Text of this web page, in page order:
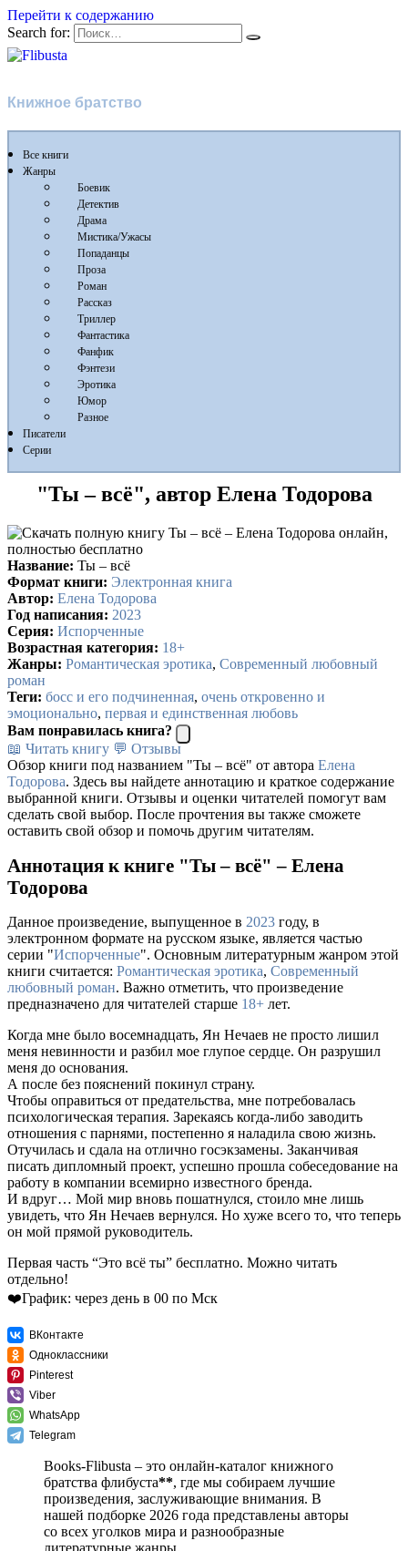
Перейти к содержанию
Search for:
Книжное братство
Все книги
Жанры
Боевик
Детектив
Драма
Мистика/Ужасы
Попаданцы
Проза
Роман
Рассказ
Триллер
Фантастика
Фанфик
Фэнтези
Эротика
Юмор
Разное
Писатели
Серии
"Ты – всё", автор Елена Тодорова
Название: Ты – всё
Формат книги: Электронная книга
Автор: Елена Тодорова
Год написания: 2023
Серия: Испорченные
Возрастная категория: 18+
Жанры: Романтическая эротика, Современный любовный
роман
Теги: босс и его подчиненная, очень откровенно и
эмоционально, первая и единственная любовь
Вам понравилась книга?
📖 Читать книгу 💬 Отзывы
Обзор книги под названием "Ты – всё" от автора Елена
Тодорова. Здесь вы найдете аннотацию и краткое содержание
выбранной книги. Отзывы и оценки читателей помогут вам
сделать свой выбор. После прочтения вы также сможете
оставить свой обзор и помочь другим читателям.
Аннотация к книге "Ты – всё" – Елена
Тодорова
Данное произведение, выпущенное в 2023 году, в
электронном формате на русском языке, является частью
серии "Испорченные". Основным литературным жанром этой
книги считается: Романтическая эротика, Современный
любовный роман. Важно отметить, что произведение
предназначено для читателей старше 18+ лет.
Когда мне было восемнадцать, Ян Нечаев не просто лишил
меня невинности и разбил мое глупое сердце. Он разрушил
меня до основания.
А после без пояснений покинул страну.
Чтобы оправиться от предательства, мне потребовалась
психологическая терапия. Зарекаясь когда-либо заводить
отношения с парнями, постепенно я наладила свою жизнь.
Отучилась и сдала на отлично госэкзамены. Заканчивая
писать дипломный проект, успешно прошла собеседование на
работу в компании всемирно известного бренда.
И вдруг… Мой мир вновь пошатнулся, стоило мне лишь
увидеть, что Ян Нечаев вернулся. Но хуже всего то, что теперь
он мой прямой руководитель.
Первая часть “Это всё ты” бесплатно. Можно читать
отдельно!
❤️График: через день в 00 по Мск
ВКонтакте
Одноклассники
Pinterest
Viber
WhatsApp
Telegram
Books-Flibusta – это онлайн-каталог книжного
братства флибуста**, где мы собираем лучшие
произведения, заслуживающие внимания. В
нашей подборке 2026 года представлены авторы
со всех уголков мира и разнообразные